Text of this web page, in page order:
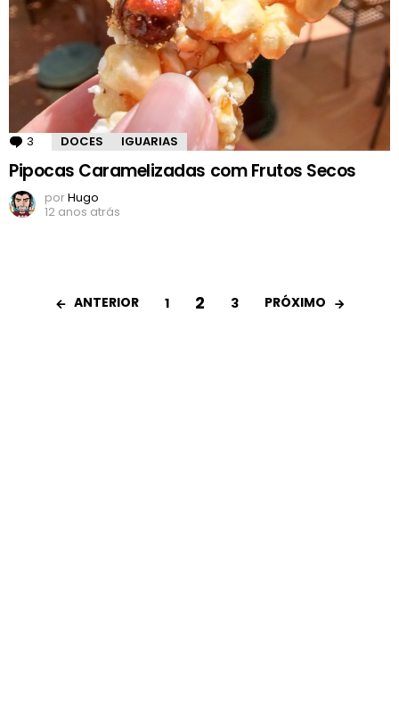
3 Comentários
DOCES IGUARIAS
Pipocas Caramelizadas com Frutos Secos
porHugo
12 anos atrás
ANTERIOR 1 2 3 PRÓXIMO